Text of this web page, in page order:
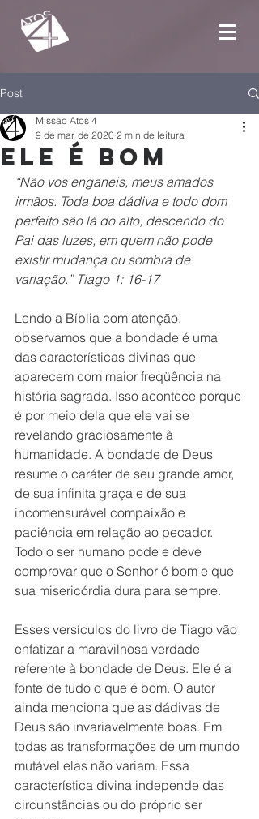
Post
Ele é bom
Missão Atos 4
9 de mar. de 2020 2 min de leitura
“Não vos enganeis, meus amados
irmãos. Toda boa dádiva e todo dom
perfeito são lá do alto, descendo do
Pai das luzes, em quem não pode
existir mudança ou sombra de
variação.” Tiago 1: 16-17
Lendo a Bíblia com atenção,
observamos que a bondade é uma
das características divinas que
aparecem com maior freqüência na
história sagrada. Isso acontece porque
é por meio dela que ele vai se
revelando graciosamente à
humanidade. A bondade de Deus
resume o caráter de seu grande amor,
de sua infinita graça e de sua
incomensurável compaixão e
paciência em relação ao pecador.
Todo o ser humano pode e deve
comprovar que o Senhor é bom e que
sua misericórdia dura para sempre.
Esses versículos do livro de Tiago vão
enfatizar a maravilhosa verdade
referente à bondade de Deus. Ele é a
fonte de tudo o que é bom. O autor
ainda menciona que as dádivas de
Deus são invariavelmente boas. Em
todas as transformações de um mundo
mutável elas não variam. Essa
característica divina independe das
circunstâncias ou do próprio ser